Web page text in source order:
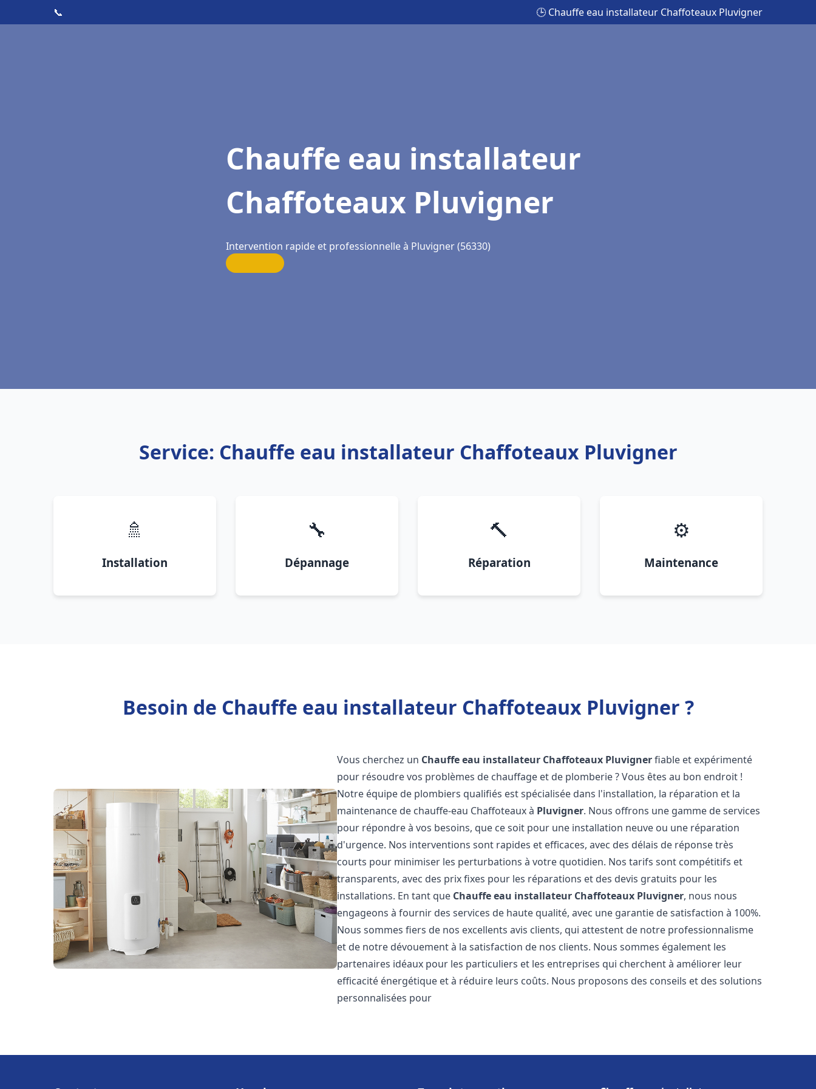
📞 🕒 Chauffe eau installateur Chaffoteaux Pluvigner
Chauffe eau installateur
Chaffoteaux Pluvigner
Intervention rapide et professionnelle à Pluvigner (56330)
Service: Chauffe eau installateur Chaffoteaux Pluvigner
🚿
Installation
🔧
Dépannage
🔨
Réparation
⚙️
Maintenance
Besoin de Chauffe eau installateur Chaffoteaux Pluvigner ?
Vous cherchez un Chauffe eau installateur Chaffoteaux Pluvignerfiable et expérimenté
pour résoudre vos problèmes de chauffage et de plomberie ? Vous êtes au bon endroit !
Notre équipe de plombiers qualifiés est spécialisée dans l'installation, la réparation et la
maintenance de chauffe-eau Chaffoteaux à Pluvigner. Nous offrons une gamme de services
pour répondre à vos besoins, que ce soit pour une installation neuve ou une réparation
d'urgence. Nos interventions sont rapides et efficaces, avec des délais de réponse très
courts pour minimiser les perturbations à votre quotidien. Nos tarifs sont compétitifs et
transparents, avec des prix fixes pour les réparations et des devis gratuits pour les
installations. En tant que Chauffe eau installateur Chaffoteaux Pluvigner, nous nous
engageons à fournir des services de haute qualité, avec une garantie de satisfaction à 100%.
Nous sommes fiers de nos excellents avis clients, qui attestent de notre professionnalisme
et de notre dévouement à la satisfaction de nos clients. Nous sommes également les
partenaires idéaux pour les particuliers et les entreprises qui cherchent à améliorer leur
efficacité énergétique et à réduire leurs coûts. Nous proposons des conseils et des solutions
personnalisées pour